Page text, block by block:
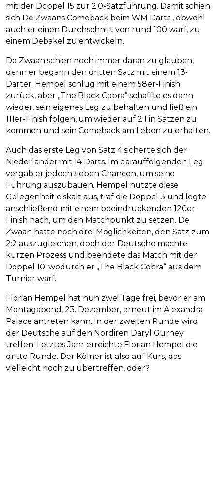
mit der Doppel 15 zur 2:0-Satzführung. Damit schien
sich De Zwaans Comeback beim WM Darts , obwohl
auch er einen Durchschnitt von rund 100 warf, zu
einem Debakel zu entwickeln.
De Zwaan schien noch immer daran zu glauben,
denn er begann den dritten Satz mit einem 13-
Darter. Hempel schlug mit einem 58er-Finish
zurück, aber „The Black Cobra“ schaffte es dann
wieder, sein eigenes Leg zu behalten und ließ ein
111er-Finish folgen, um wieder auf 2:1 in Sätzen zu
kommen und sein Comeback am Leben zu erhalten.
Auch das erste Leg von Satz 4 sicherte sich der
Niederländer mit 14 Darts. Im darauffolgenden Leg
vergab er jedoch sieben Chancen, um seine
Führung auszubauen. Hempel nutzte diese
Gelegenheit eiskalt aus, traf die Doppel 3 und legte
anschließend mit einem beeindruckenden 120er
Finish nach, um den Matchpunkt zu setzen. De
Zwaan hatte noch drei Möglichkeiten, den Satz zum
2:2 auszugleichen, doch der Deutsche machte
kurzen Prozess und beendete das Match mit der
Doppel 10, wodurch er „The Black Cobra“ aus dem
Turnier warf.
Florian Hempel hat nun zwei Tage frei, bevor er am
Montagabend, 23. Dezember, erneut im Alexandra
Palace antreten kann. In der zweiten Runde wird
der Deutsche auf den Nordiren Daryl Gurney
treffen. Letztes Jahr erreichte Florian Hempel die
dritte Runde. Der Kölner ist also auf Kurs, das
vielleicht noch zu übertreffen, oder?